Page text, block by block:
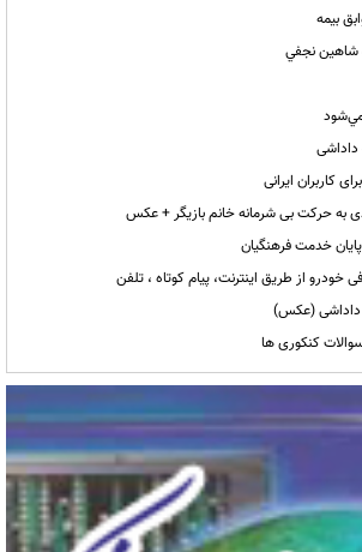
بیمه
شاهين نجفي
داداشی
به حرکت بی شرمانه خانم بازیگر + عکس
خودرو از طریق اینترنت، پیام کوتاه ، تلفن
داداشی (عکس)
کنکوری ها